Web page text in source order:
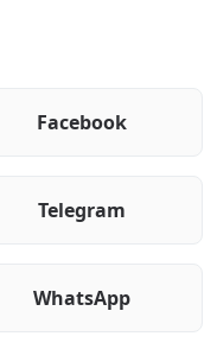
Facebook
Telegram
WhatsApp